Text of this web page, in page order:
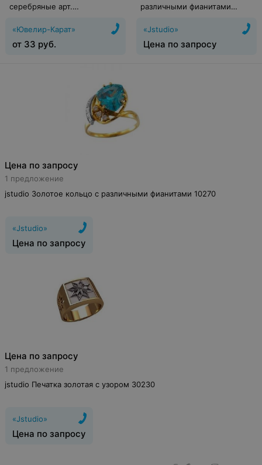
серебряные арт.
«Ювелир-Карат»
от 33 руб.
различными фианитами
«Jstudio»
Цена по запросу
Цена по запросу
1 предложение
jstudio Золотое кольцо с различными фианитами 10270
«Jstudio»
Цена по запросу
Цена по запросу
1 предложение
jstudio Печатка золотая с узором 30230
«Jstudio»
Цена по запросу